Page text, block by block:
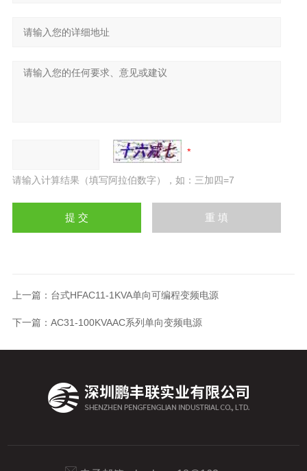
请输入计算结果（填写阿拉伯数字），如：三加四=7
上一篇： 台式HFAC11-1KVA单向可编程变频电源
下一篇： AC31-100KVAAC系列单向变频电源